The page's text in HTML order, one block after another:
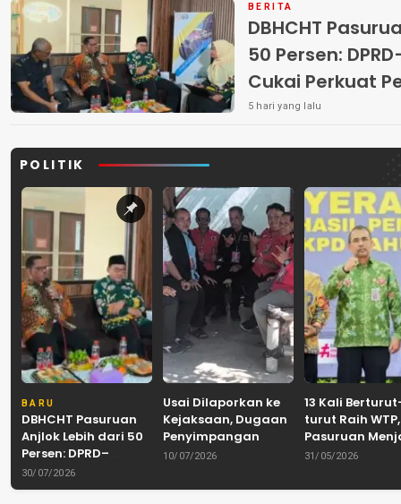
BERITA
DBHCHT
50 Persen:
Cukai Perkuat
Peredaran
5 hari yang lalu
POLITIK
BARU
DBHCHT Pasuruan
Anjlok Lebih dari 50
Persen: DPRD–
Pemkab–Bea Cukai
Perkuat Perang
30/07/2026
Usai Dilaporkan ke
Kejaksaan, Dugaan
Penyimpangan
Banpol PDIP
Dinyatakan Tuntas
10/07/2026
13 Kali
turut Raih WTP,
Pasuruan
Tradisi
Tengah
31/05/2026